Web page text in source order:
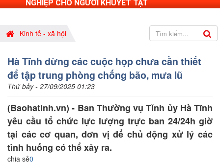
NGHIỆP CHO NGƯỜI KHUYẾT TẬT
Kinh tế - xã hội
Hà Tĩnh dừng các cuộc họp chưa cần thiết
để tập trung phòng chống bão, mưa lũ
Thứ bảy - 27/09/2025 01:23
(Baohatinh.vn) - Ban Thường vụ Tỉnh ủy Hà Tĩnh
yêu cầu tổ chức lực lượng trực ban 24/24h giờ
tại các cơ quan, đơn vị để chủ động xử lý các
tình huống có thể xảy ra.
chia sẻ0